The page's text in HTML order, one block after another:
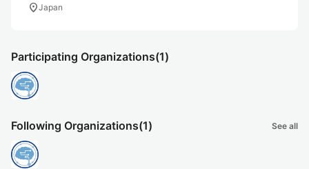
location_onJapan
Participating Organizations(1)
Following Organizations(1) See all